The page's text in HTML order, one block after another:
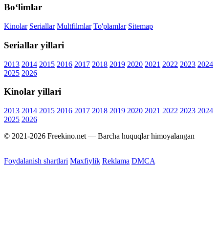
Bo‘limlar
Kinolar Seriallar Multfilmlar To'plamlar Sitemap
Seriallar yillari
2013 2014 2015 2016 2017 2018 2019 2020 2021 2022 2023 2024
2025 2026
Kinolar yillari
2013 2014 2015 2016 2017 2018 2019 2020 2021 2022 2023 2024
2025 2026
© 2021-2026 Freekino.net — Barcha huquqlar himoyalangan
Foydalanish shartlari Maxfiylik Reklama DMCA